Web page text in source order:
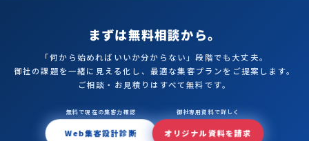
まずは無料相談から。
「何から始めればいいか分からない」段階でも大丈夫。
御社の課題を一緒に見える化し、最適な集客プランをご提案します。
ご相談・お見積りはすべて無料です。
無料で現在の集客力確認
Web集客設計診断
御社専用資料で詳しく
オリジナル資料を請求